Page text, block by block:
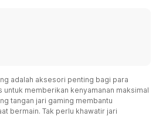
adalah aksesori penting bagi para
untuk memberikan kenyamanan maksimal
tangan jari gaming membantu
bermain. Tak perlu khawatir jari